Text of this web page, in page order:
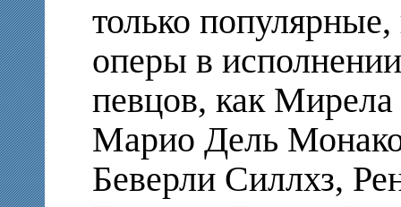
только
оперы в
певцов, как
Марио Дель
Беверли Силлхз,